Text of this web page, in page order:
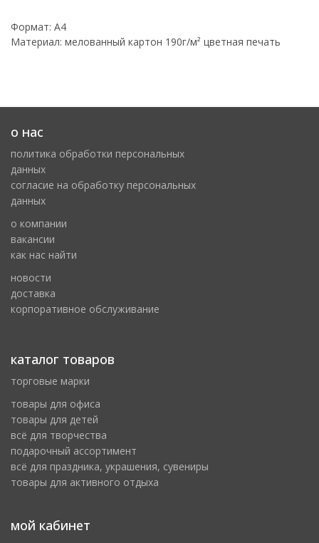
Формат: А4
Материал: мелованный картон 190г/м² цветная печать
о нас
политика обработки персональных
данных
cогласие на обработку персональных
данных
о компании
вакансии
как нас найти
новости
доставка
корпоративное обслуживание
каталог товаров
торговые марки
товары для офиса
товары для детей
всё для творчества
подарочный ассортимент
всё для праздника, украшения, сувениры
товары для активного отдыха
мой кабинет